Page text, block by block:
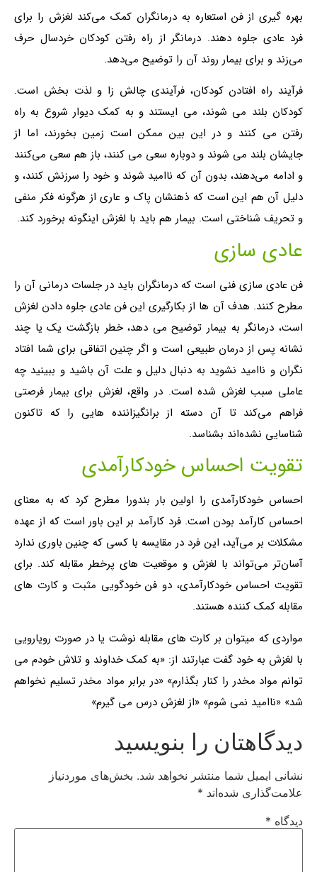
بهره گیری از فن استعاره به درمانگران کمک می‌کند لغزش را برای
فرد عادی جلوه دهند. درمانگر از راه رفتن کودکان خردسال حرف
می‌زند و برای بیمار روند آن را توضیح می‌دهد.
فرآیند راه افتادن کودکان، فرآیندی چالش زا و لذت بخش است.
کودکان بلند می شوند، می ایستند و به کمک دیوار شروع به راه
رفتن می کنند و در این بین ممکن است زمین بخورند، اما از
جایشان بلند می شوند و دوباره سعی می کنند، باز هم سعی می‌کنند
و ادامه می‌دهند، بدون آن که ناامید شوند و خود را سرزنش کنند، و
دلیل آن هم این است که ذهنشان پاک و عاری از هرگونه فکر منفی
و تحریف شناختی است. بیمار هم باید با لغزش اینگونه برخورد کند.
عادی سازی
فن عادی سازی فنی است که درمانگران باید در جلسات درمانی آن را
مطرح کنند. هدف آن ها از بکارگیری این فن عادی جلوه دادن لغزش
است، درمانگر به بیمار توضیح می دهد، خطر بازگشت یک یا چند
نشانه پس از درمان طبیعی است و اگر چنین اتفاقی برای شما افتاد
نگران و ناامید نشوید به دنبال دلیل و علت آن باشید و ببینید چه
عاملی سبب لغزش شده است. در واقع، لغزش برای بیمار فرصتی
فراهم می‌کند تا آن دسته از برانگیزاننده هایی را که تاکنون
شناسایی نشده‌اند بشناسد.
تقویت احساس خودکارآمدی
احساس خودکارآمدی را اولین بار بندورا مطرح کرد که به معنای
احساس کارآمد بودن است. فرد کارآمد بر این باور است که از عهده
مشکلات بر می‌آید، این فرد در مقایسه با کسی که چنین باوری ندارد
آسان‌تر می‌تواند با لغزش و موقعیت های پرخطر مقابله کند. برای
تقویت احساس خودکارآمدی، دو فن خودگویی مثبت و کارت های
مقابله کمک کننده هستند.
مواردی که میتوان بر کارت های مقابله نوشت یا در صورت رویارویی
با لغزش به خود گفت عبارتند از: «به کمک خداوند و تلاش خودم می
توانم مواد مخدر را کنار بگذارم» «در برابر مواد مخدر تسلیم نخواهم
شد» «ناامید نمی شوم» «از لغزش درس می گیرم»
دیدگاهتان را بنویسید
نشانی ایمیل شما منتشر نخواهد شد. بخش‌های موردنیاز
علامت‌گذاری شده‌اند *
دیدگاه *